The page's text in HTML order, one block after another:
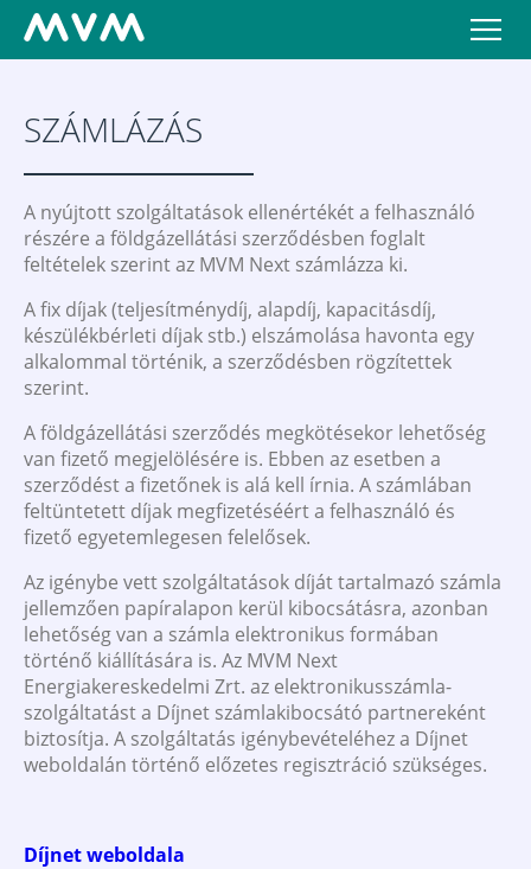
SZÁMLÁZÁS
A nyújtott szolgáltatások ellenértékét a felhasználó
részére a földgázellátási szerződésben foglalt
feltételek szerint az MVM Next számlázza ki.
A fix díjak (teljesítménydíj, alapdíj, kapacitásdíj,
készülékbérleti díjak stb.) elszámolása havonta egy
alkalommal történik, a szerződésben rögzítettek
szerint.
A földgázellátási szerződés megkötésekor lehetőség
van fizető megjelölésére is. Ebben az esetben a
szerződést a fizetőnek is alá kell írnia. A számlában
feltüntetett díjak megfizetéséért a felhasználó és
fizető egyetemlegesen felelősek.
Az igénybe vett szolgáltatások díját tartalmazó számla
jellemzően papíralapon kerül kibocsátásra, azonban
lehetőség van a számla elektronikus formában
történő kiállítására is. Az MVM Next
Energiakereskedelmi Zrt. az elektronikusszámla-
szolgáltatást a Díjnet számlakibocsátó partnereként
biztosítja. A szolgáltatás igénybevételéhez a Díjnet
weboldalán történő előzetes regisztráció szükséges.
Díjnet weboldala